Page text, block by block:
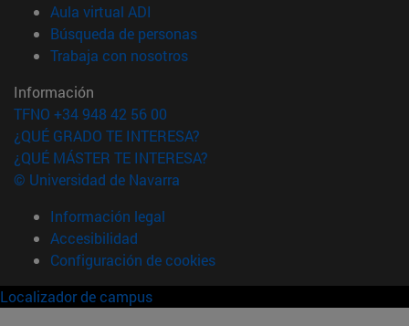
Aula virtual ADI
Búsqueda de personas(abre en nueva ventana)
Trabaja con nosotros(abre en nueva ventana)
Información
TFNO +34 948 42 56 00
¿QUÉ GRADO TE INTERESA?
¿QUÉ MÁSTER TE INTERESA?
© Universidad de Navarra
Información legal
Accesibilidad
Configuración de cookies
Localizador de campus